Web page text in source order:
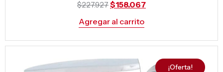
$227.927$158.067
Agregar al carrito
¡Oferta!